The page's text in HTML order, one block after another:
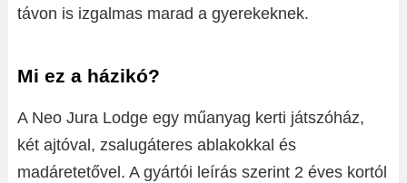
távon is izgalmas marad a gyerekeknek.
Mi ez a házikó?
A Neo Jura Lodge egy műanyag kerti játszóház,
két ajtóval, zsalugáteres ablakokkal és
madáretetővel. A gyártói leírás szerint 2 éves kortól